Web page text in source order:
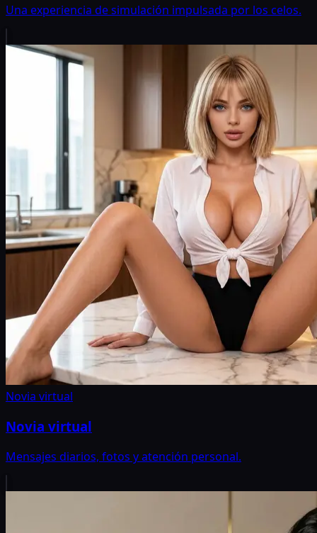
Una experiencia de simulación impulsada por los celos.
Novia virtual
Novia virtual
Mensajes diarios, fotos y atención personal.